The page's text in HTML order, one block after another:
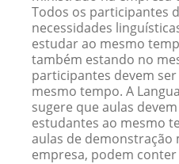
Todos os participantes
necessidades
estudar ao mesmo
também estando no
participantes devem
mesmo tempo. A
sugere que aulas
estudantes ao mesmo
aulas de demonstração
empresa, podem